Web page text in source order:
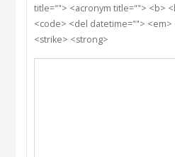
title=""> <acronym title=""> <b>
<code> <del datetime=""> <em>
<strike> <strong>